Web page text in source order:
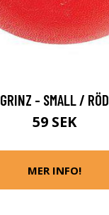
GRINZ - SMALL / RÖD
59 SEK
MER INFO!